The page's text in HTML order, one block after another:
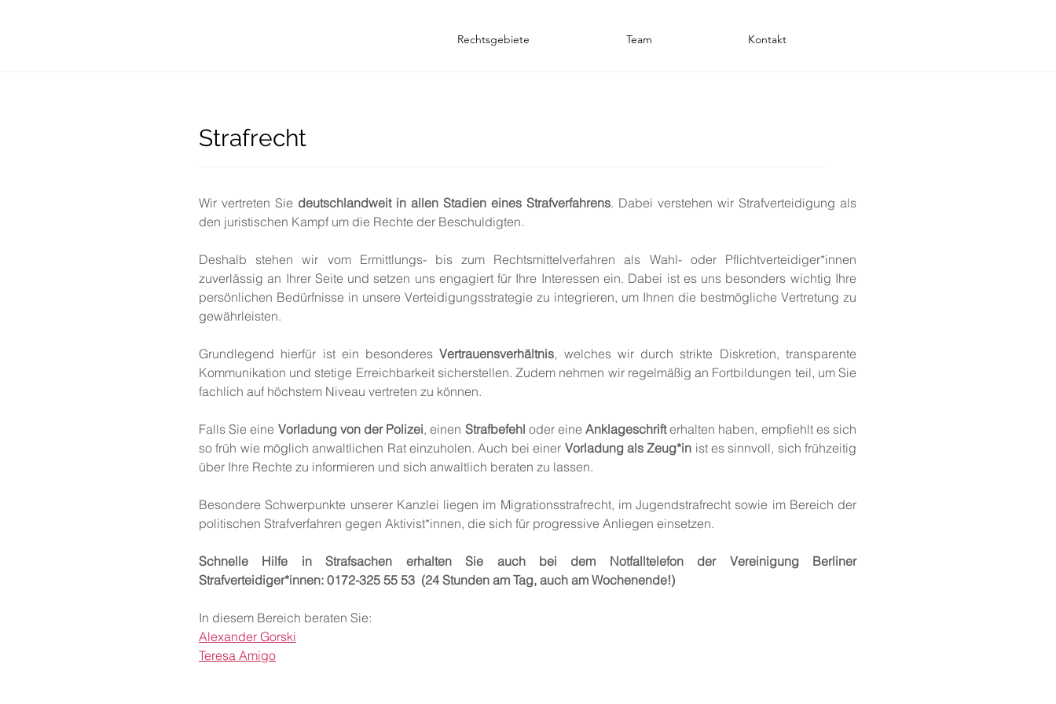
Rechtsgebiete Team Kontakt
Strafrecht
Wir vertreten Sie deutschlandweit in allen Stadien eines Strafverfahrens. Dabei verstehen wir Strafverteidigung als
den juristischen Kampf um die Rechte der Beschuldigten.
Deshalb stehen wir vom Ermittlungs- bis zum Rechtsmittelverfahren als Wahl- oder Pflichtverteidiger*innen
zuverlässig an Ihrer Seite und setzen uns engagiert für Ihre Interessen ein. Dabei ist es uns besonders wichtig Ihre
persönlichen Bedürfnisse in unsere Verteidigungsstrategie zu integrieren, um Ihnen die bestmögliche Vertretung zu
gewährleisten.
Grundlegend hierfür ist ein besonderesVertrauensverhältnis, welches wir durch strikte Diskretion, transparente
Kommunikation und stetige Erreichbarkeit sicherstellen. Zudem nehmen wir regelmäßig an Fortbildungen teil, um Sie
fachlich auf höchstem Niveau vertreten zu können.
Falls Sie eine Vorladung von der Polizei, einen Strafbefehl oder eineAnklageschrifterhalten haben, empfiehlt es sich
so früh wie möglich anwaltlichen Rat einzuholen. Auch bei einer Vorladung als Zeug*in ist es sinnvoll, sich frühzeitig
über Ihre Rechte zu informieren und sich anwaltlich beraten zu lassen.
Besondere Schwerpunkte unserer Kanzlei liegen im Migrationsstrafrecht, im Jugendstrafrecht sowie im Bereich der
politischen Strafverfahren gegen Aktivist*innen, die sich für progressive Anliegen einsetzen.
Schnelle Hilfe in Strafsachen erhalten Sie auch bei dem Notfalltelefon der Vereinigung Berliner
Strafverteidiger*innen: 0172-325 55 53 (24 Stunden am Tag, auch am Wochenende!)
In diesem Bereich beraten Sie:
Alexander Gorski
Teresa Amigo